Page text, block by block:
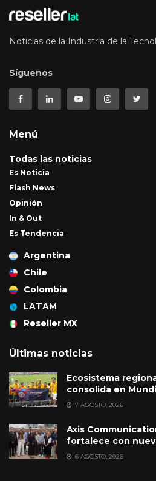
Noticias de la Industria de la
Síguenos
Menú
Todas las noticias
Es Noticia
Flash News
Opinión
In & Out
Es Tendencia
Argentina
Chile
Colombia
LATAM
Reseller MX
Últimas noticias
Ecosistema
consolida en
7 AGOSTO, 2026
Axis
fortalece con
6 AGOSTO, 2026